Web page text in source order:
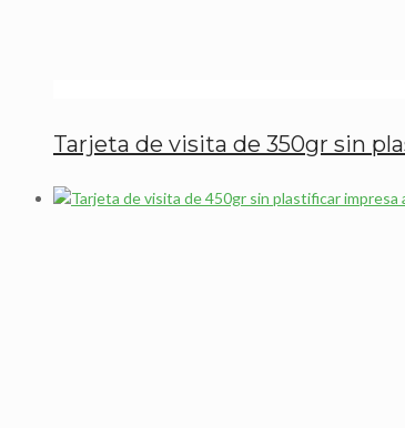
Tarjeta de visita de 350gr sin